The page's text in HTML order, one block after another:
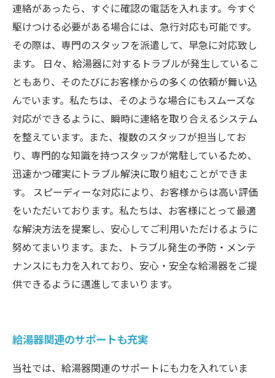
連絡があったら、すぐに確認の電話を入れます。今すぐ
駆けつける必要がある場合には、急行対応も可能です。
その際は、専門のスタッフを派遣して、早急に対応致し
ます。 日々、給湯器に対するトラブルが発生しているこ
ともあり、そのたびにお客様からの多くの依頼が舞い込
んでいます。私たちは、そのような場合にもスムーズな
対応ができるように、瞬時に連絡を取り合えるシステム
を整えています。また、複数のスタッフが担当してお
り、専門的な知識を持つスタッフが常駐しているため、
迅速かつ確実にトラブル解決に取り組むことができま
す。 スピーディーな対応により、お客様からは高い評価
をいただいております。私たちは、お客様にとって最適
な解決方法を提案し、安心してご利用いただけるように
努めてまいります。また、トラブル発生の予防・メンテ
ナンスにも力を入れており、安心・安全な給湯器をご提
供できるように邁進してまいります。
給湯器関連のサポートも充実
当社では、給湯器関連のサポートにも力を入れていま